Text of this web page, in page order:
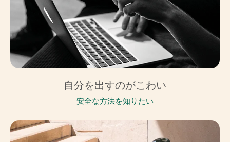
自分を出すのがこわい
安全な方法を知りたい